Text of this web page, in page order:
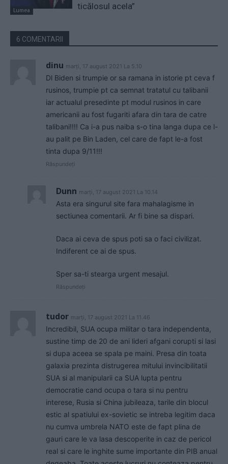
Lumea
ticălosul acela”
6 COMENTARII
dinu marți, 17 august 2021 La 5.10
Dl Biden si trumpie or sa ramana in istorie pt ceva f
rusinos, trumpie pt ca semnat tratatul cu talibanii
iar actualul presedinte pt modul rusinos in care
americanii au fost fugariti afara din tara de catre
talibani!!!! Ca i-a pus naiba s-o tina langa dupa ce l-
au palit pe Bin Laden, cel care de fapt le-a fost
tinta dupa 9/11!!!
Răspundeți
Dunn marți, 17 august 2021 La 10.14
Asta era singurul site fara mahalagisme in
sectiunea comentarii. Ar fi bine sa dispari.
Daca ai ceva de spus poti sa o faci civilizat.
Indiferent ce ai de spus.
Sper sa-ti stearga urgent mesajul.
Răspundeți
tudor marți, 17 august 2021 La 11.46
Incredibil, SUA ocupa militar o tara independenta,
sustine timp de 20 de ani lideri afgani corupti si lasi
si dupa aceea se spala pe maini. Presa din toata
galaxia prezinta distrugerea mitului invincibilitatii
SUA si al manipularii ca SUA lupta pentru
democratie cand ocupa o tara si nu pentru
interese, Rusia si China jubileaza, tarile din blocul
estic al spatiului ex-sovietic se intreba legitim daca
nu cumva umbrela NATO este de fapt plina de
gauri care le va lasa descoperite in caz de pericol
real si care le inghite sume importante din PIB anual